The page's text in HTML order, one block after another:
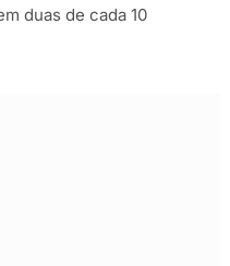
duas de cada 10